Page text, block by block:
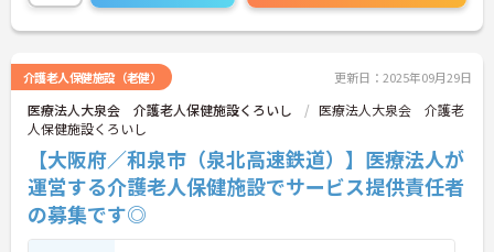
介護老人保健施設（老健） 更新日：2025年09月29日
医療法人大泉会 介護老人保健施設くろいし
医療法人大泉会 介護老
人保健施設くろいし
【大阪府／和泉市（泉北高速鉄道）】医療法人が
運営する介護老人保健施設でサービス提供責任者
の募集です◎